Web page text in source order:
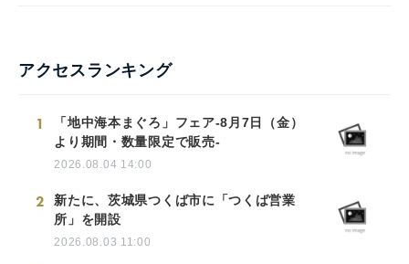
アクセスランキング
1
「地中海本まぐろ」フェア-8月7日（金）
より期間・数量限定で販売-
2026.08.04 14:00
2
新たに、茨城県つくば市に「つくば営業
所」を開設
2026.08.03 11:00